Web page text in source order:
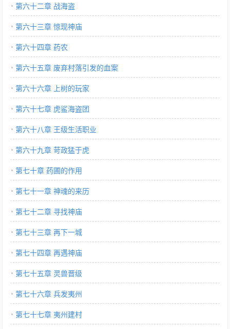
第六十二章 战海盗
第六十三章 惊现神庙
第六十四章 药农
第六十五章 废弃村落引发的血案
第六十六章 上树的玩家
第六十七章 虎鲨海盗团
第六十八章 王级生活职业
第六十九章 苛政猛于虎
第七十章 药圃的作用
第七十一章 神魂的来历
第七十二章 寻找神庙
第七十三章 再下一城
第七十四章 再遇神庙
第七十五章 灵兽晋级
第七十六章 兵发夷州
第七十七章 夷州建村